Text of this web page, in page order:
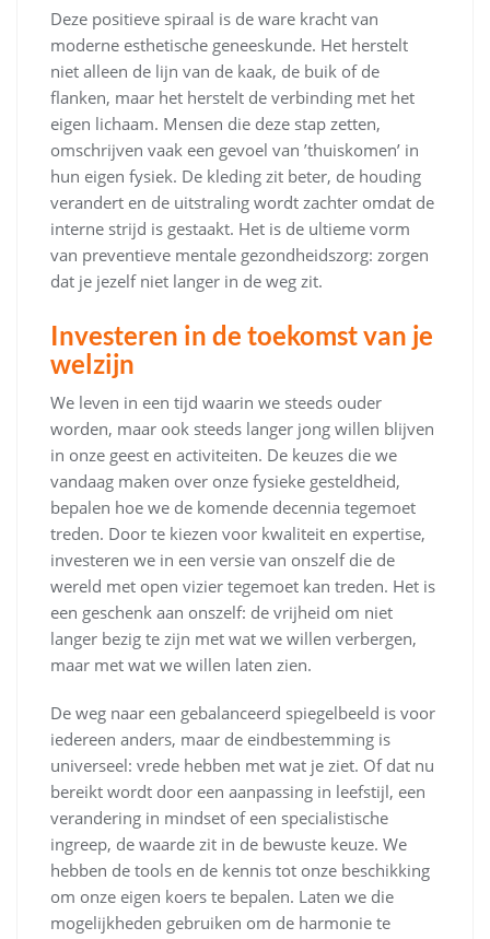
Deze positieve spiraal is de ware kracht van
moderne esthetische geneeskunde. Het herstelt
niet alleen de lijn van de kaak, de buik of de
flanken, maar het herstelt de verbinding met het
eigen lichaam. Mensen die deze stap zetten,
omschrijven vaak een gevoel van ’thuiskomen’ in
hun eigen fysiek. De kleding zit beter, de houding
verandert en de uitstraling wordt zachter omdat de
interne strijd is gestaakt. Het is de ultieme vorm
van preventieve mentale gezondheidszorg: zorgen
dat je jezelf niet langer in de weg zit.
Investeren in de toekomst van je
welzijn
We leven in een tijd waarin we steeds ouder
worden, maar ook steeds langer jong willen blijven
in onze geest en activiteiten. De keuzes die we
vandaag maken over onze fysieke gesteldheid,
bepalen hoe we de komende decennia tegemoet
treden. Door te kiezen voor kwaliteit en expertise,
investeren we in een versie van onszelf die de
wereld met open vizier tegemoet kan treden. Het is
een geschenk aan onszelf: de vrijheid om niet
langer bezig te zijn met wat we willen verbergen,
maar met wat we willen laten zien.
De weg naar een gebalanceerd spiegelbeeld is voor
iedereen anders, maar de eindbestemming is
universeel: vrede hebben met wat je ziet. Of dat nu
bereikt wordt door een aanpassing in leefstijl, een
verandering in mindset of een specialistische
ingreep, de waarde zit in de bewuste keuze. We
hebben de tools en de kennis tot onze beschikking
om onze eigen koers te bepalen. Laten we die
mogelijkheden gebruiken om de harmonie te